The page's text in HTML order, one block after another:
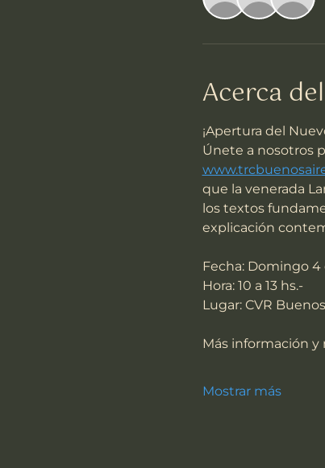
Acerca
¡Apertura del
Únete a nosotros
que la venerada
los textos
explicación
Fecha: Domingo 4
Hora: 10 a 13 hs.-
Lugar: CVR
Más información y
Mostrar más